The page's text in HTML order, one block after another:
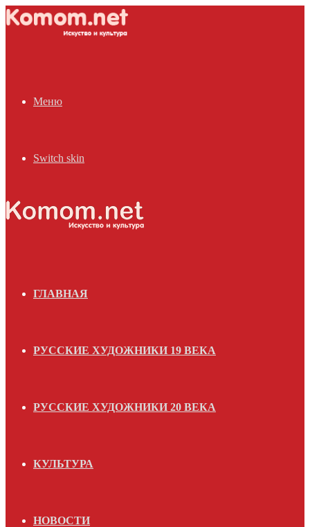
Меню
Switch skin
ГЛАВНАЯ
РУССКИЕ ХУДОЖНИКИ 19 ВЕКА
РУССКИЕ ХУДОЖНИКИ 20 ВЕКА
КУЛЬТУРА
НОВОСТИ